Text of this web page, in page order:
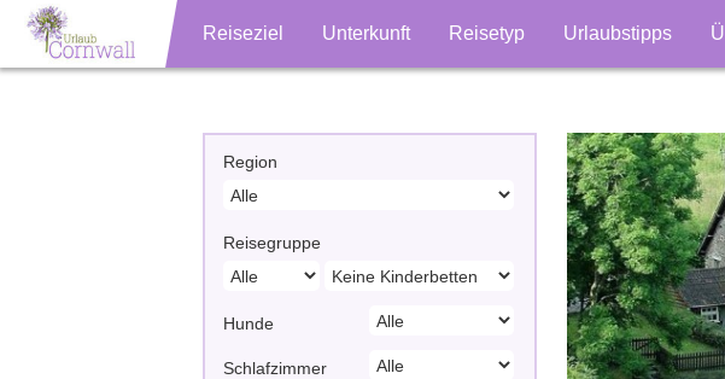
Reiseziel Unterkunft Reisetyp Urlaubstipps
Region
Reisegruppe
Hunde
Schlafzimmer